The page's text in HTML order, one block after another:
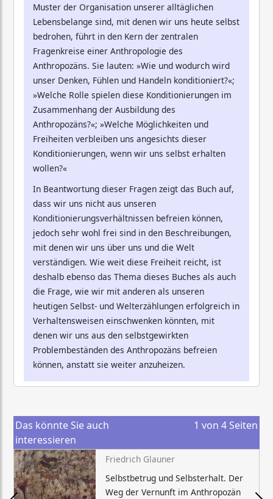
Muster der Organisation unserer alltäglichen
Lebensbelange sind, mit denen wir uns heute selbst
bedrohen, führt in den Kern der zentralen
Fragenkreise einer Anthropologie des
Anthropozäns. Sie lauten: »Wie und wodurch wird
unser Denken, Fühlen und Handeln konditioniert?«;
»Welche Rolle spielen diese Konditionierungen im
Zusammenhang der Ausbildung des
Anthropozäns?«; »Welche Möglichkeiten und
Freiheiten verbleiben uns angesichts dieser
Konditionierungen, wenn wir uns selbst erhalten
wollen?«
In Beantwortung dieser Fragen zeigt das Buch auf,
dass wir uns nicht aus unseren
Konditionierungsverhältnissen befreien können,
jedoch sehr wohl frei sind in den Beschreibungen,
mit denen wir uns über uns und die Welt
verständigen. Wie weit diese Freiheit reicht, ist
deshalb ebenso das Thema dieses Buches als auch
die Frage, wie wir mit anderen als unseren
heutigen Selbst- und Welterzählungen erfolgreich in
Verhaltensweisen einschwenken könnten, mit
denen wir uns aus den selbstgewirkten
Problembeständen des Anthropozäns befreien
können, anstatt sie weiter anzuheizen.
Das könnte Sie auch
interessieren
1 von 4 Seiten
Friedrich Glauner
Selbstbetrug und Selbsterhalt. Der
Weg der Vernunft im Anthropozän